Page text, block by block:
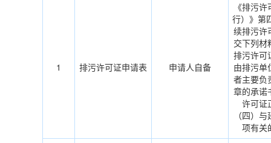
1 排污许可证申请表 申请人自备
《排污
行）》第
续排污许
交下列材
排污许可
由排污单
者主要负
章的承诺
许可证
（四）
项有关